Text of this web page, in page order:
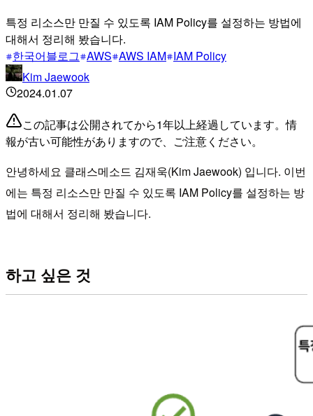
특정 리소스만 만질 수 있도록 IAM Policy를 설정하는 방법에
대해서 정리해 봤습니다.
한국어블로그 AWS AWS IAM IAM Policy
Kim Jaewook
2024.01.07
この記事は公開されてから1年以上経過しています。情
報が古い可能性がありますので、ご注意ください。
안녕하세요 클래스메소드 김재욱(Kim Jaewook) 입니다. 이번
에는 특정 리소스만 만질 수 있도록 IAM Policy를 설정하는 방
법에 대해서 정리해 봤습니다.
하고 싶은 것